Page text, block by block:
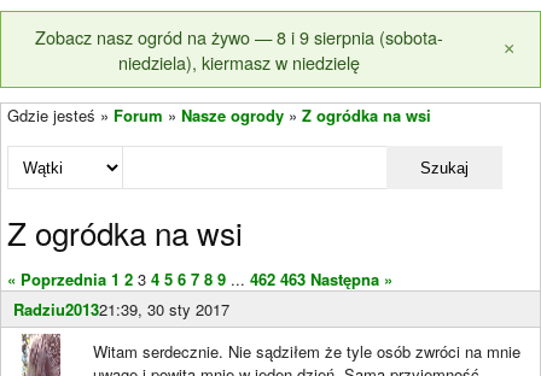
Zobacz nasz ogród na żywo — 8 i 9 sierpnia (sobota-
niedziela), kiermasz w niedzielę
×
Gdzie jesteś » Forum » Nasze ogrody » Z ogródka na wsi
Szukaj
Z ogródka na wsi
« Poprzednia 1 2 3 4 5 6 7 8 9 ... 462 463 Następna »
Radziu201321:39, 30 sty 2017
Witam serdecznie. Nie sądziłem że tyle osób zwróci na mnie